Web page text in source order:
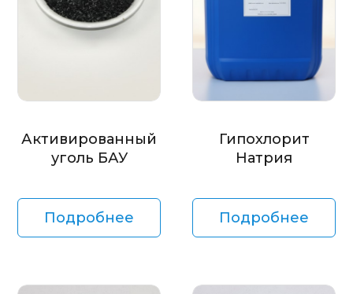
Активированный
уголь БАУ
Подробнее
Гипохлорит
Натрия
Подробнее